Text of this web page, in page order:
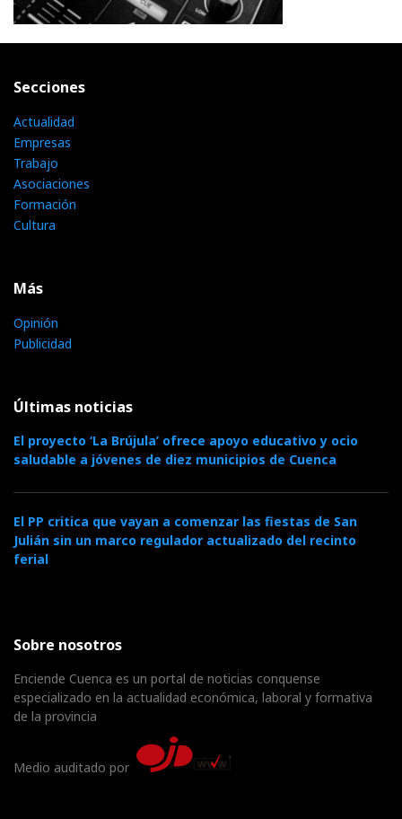
Secciones
Actualidad
Empresas
Trabajo
Asociaciones
Formación
Cultura
Más
Opinión
Publicidad
Últimas noticias
El proyecto ‘La Brújula’ ofrece apoyo educativo y ocio
saludable a jóvenes de diez municipios de Cuenca
El PP critica que vayan a comenzar las fiestas de San
Julián sin un marco regulador actualizado del recinto
ferial
Sobre nosotros
Enciende Cuenca es un portal de noticias conquense
especializado en la actualidad económica, laboral y formativa
de la provincia
Medio auditado por